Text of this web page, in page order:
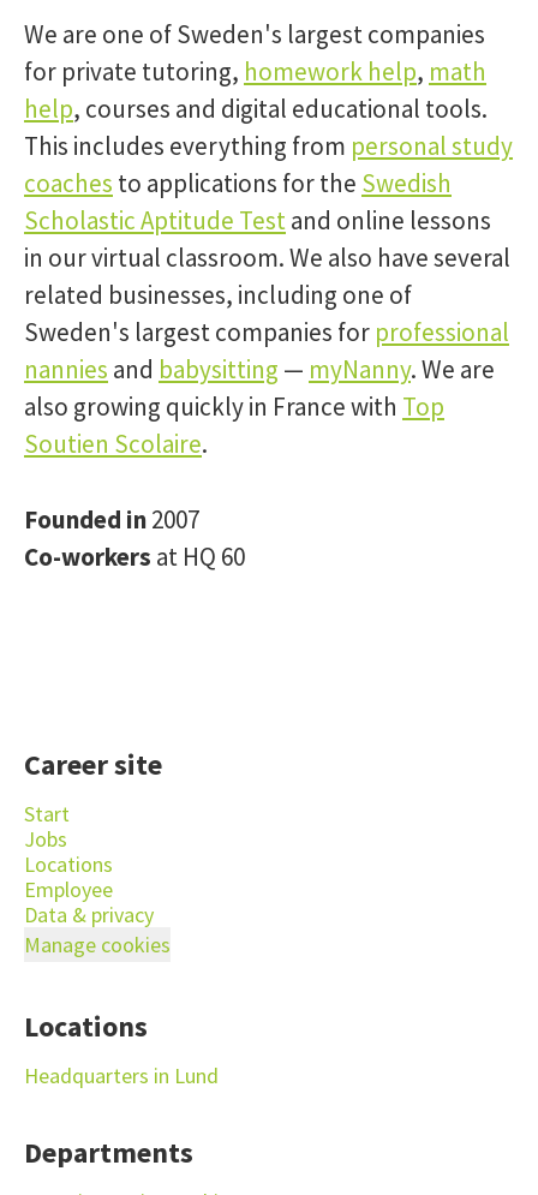
We are one of Sweden's largest companies
for private tutoring, homework help, math
help, courses and digital educational tools.
This includes everything from personal study
coaches to applications for the Swedish
Scholastic Aptitude Testand online lessons
in our virtual classroom. We also have several
related businesses, including one of
Sweden's largest companies for professional
nannies and babysitting — myNanny. We are
also growing quickly in France with Top
Soutien Scolaire.
Founded in2007
Co-workers at HQ 60
Career site
Start
Jobs
Locations
Employee
Data & privacy
Manage cookies
Locations
Headquarters in Lund
Departments